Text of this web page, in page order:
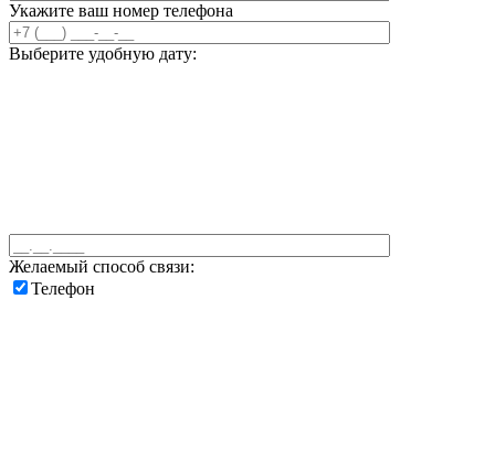
Укажите ваш номер телефона
Выберите удобную дату:
Желаемый способ связи:
Телефон